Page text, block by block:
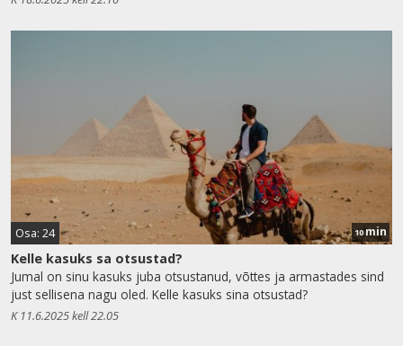
Osa: 24 10min
Kelle kasuks sa otsustad?
Jumal on sinu kasuks juba otsustanud, võttes ja armastades sind
just sellisena nagu oled. Kelle kasuks sina otsustad?
K 11.6.2025 kell 22.05